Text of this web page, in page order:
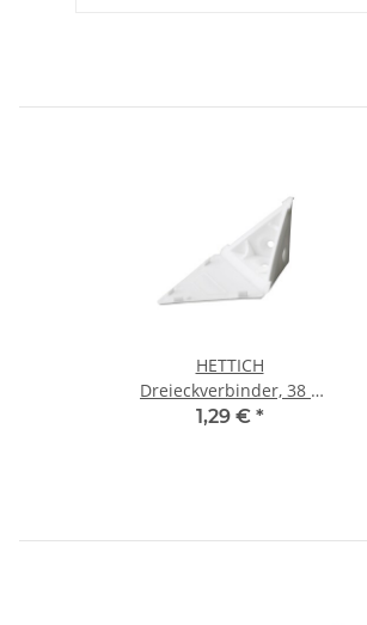
HETTICH
Dreieckverbinder, 38 x
38 x 38 mm, Kunststoff,
1,29 € *